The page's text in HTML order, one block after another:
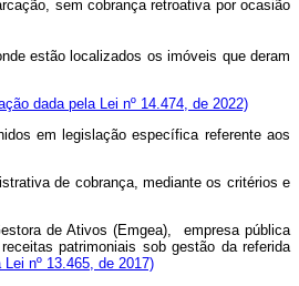
sem cobrança retroativa por ocasião
estão localizados os imóveis que deram
dada pela Lei nº 14.474, de 2022)
em legislação específica referente aos
de cobrança, mediante os critérios e
de Ativos (Emgea), empresa pública
patrimoniais sob gestão da referida
nº 13.465, de 2017)